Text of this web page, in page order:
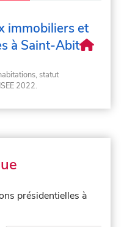
immobiliers et
à Saint-Abit
statut
2022.
présidentielles à